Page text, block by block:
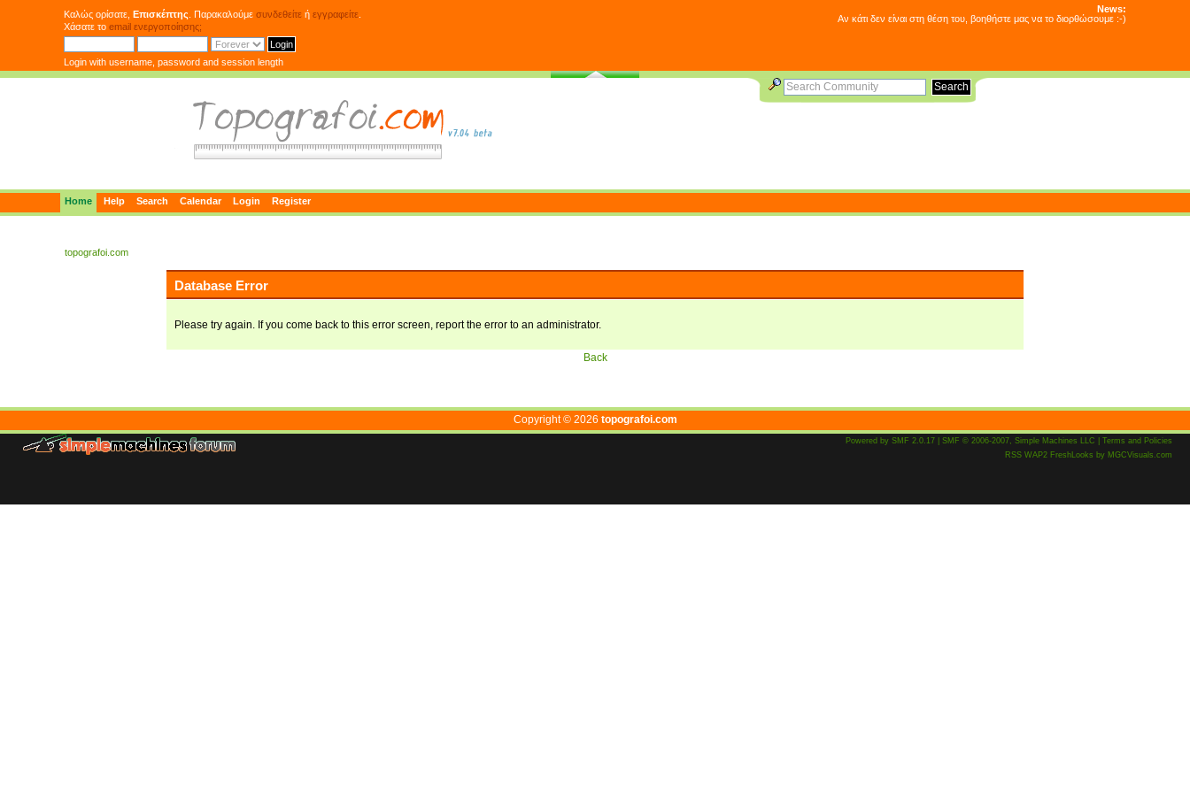
Καλώς ορίσατε,Επισκέπτης . Παρακαλούμεσυνδεθείτε ήεγγραφείτε
Χάσατε τοemail ενεργοποίησης;
Login with username, password and session length
News:
Αν κάτι δεν είναι στη θέση του, βοηθήστε μας να το διορθώσουμε :-)
Home Help Search Calendar Login Register
topografoi.com
Database Error
Please try again. If you come back to this error screen, report the error to an administrator.
Back
Copyright © 2026 topografoi.com
Powered by SMF 2.0.17 SMF © 2006-2007, Simple Machines LLC
Terms and Policies
RSS WAP2 FreshLooks by MGCVisuals.com